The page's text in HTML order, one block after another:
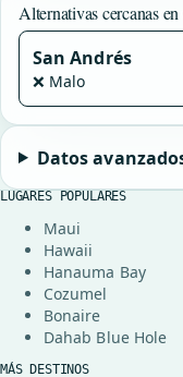
Alternativas cercanas
San Andrés
❌ Malo
Datos
LUGARES POPULARES
Maui
Hawaii
Hanauma Bay
Cozumel
Bonaire
Dahab Blue Hole
MÁS DESTINOS